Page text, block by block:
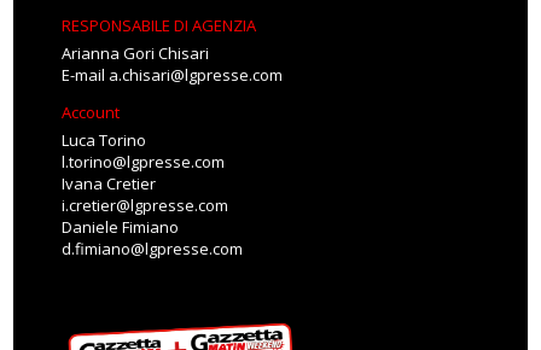
RESPONSABILE DI AGENZIA
Arianna Gori Chisari
E-mail a.chisari@lgpresse.com
Account
Luca Torino
l.torino@lgpresse.com
Ivana Cretier
i.cretier@lgpresse.com
Daniele Fimiano
d.fimiano@lgpresse.com